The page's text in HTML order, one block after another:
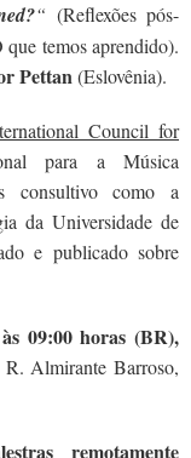
“ (Reflexões pós-
temos aprendido).
Pettan(Eslovênia).
Council for
para a Música
consultivo como a
da Universidade de
e publicado sobre
09:00 horas (BR),
Almirante Barroso,
remotamente